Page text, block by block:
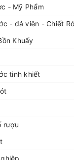
- Mỹ Phẩm
- đá viên - Chiết
Khuấy
tinh khiết
rượu